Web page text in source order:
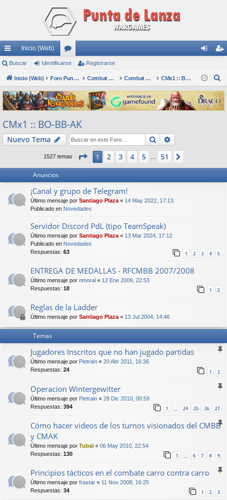
nl
ac
es
rá
pi
do
Inicio (Web)
or
os nti
fic
ar
ist
ra
rs
Buscar Identificarse Registrarse
Inicio (Web) Foro Punta de Lanza Wargames Combat Mission Combat Mission (CMx2) CMx1 :: BO-BB-AK
s
c
CMx1 :: BO-BB-AK
Nuevo Tema Buscar
1527 temas Página de 51
1 2 3 4 5 51
Anuncios
¡Canal y grupo de Telegram!
Último mensaje por Santiago Plaza « 14 May 2022, 17:13
Publicado en Novedades
Servidor Discord PdL (tipo TeamSpeak)
Último mensaje por Santiago Plaza « 13 Mar 2024, 17:12
Publicado en Novedades
Respuestas: 63 1 2 3 4 5
ENTREGA DE MEDALLAS - RFCMBB 2007/2008
Último mensaje por nmoral « 12 Ene 2009, 22:53
Respuestas: 18 1 2
Reglas de la Ladder
Último mensaje por Santiago Plaza« 13 Jul 2004, 14:46
Temas
Jugadores Inscritos que no han jugado partidas
Último mensaje por Pietrain « 20 Abr 2011, 16:36
Respuestas: 24 1 2
Operacion Wintergewitter
Último mensaje por Pietrain « 28 Dic 2010, 00:59
Respuestas: 394 1 24 25 26 27
Cómo hacer videos de los turnos visionados del CMBB
y CMAK
Último mensaje por Tubal « 06 May 2010, 22:54
Respuestas: 130 1 6 7 8 9
Principios tácticos en el combate carro contra carro
Último mensaje por frastar « 11 Nov 2008, 16:25
Respuestas: 34 1 2 3